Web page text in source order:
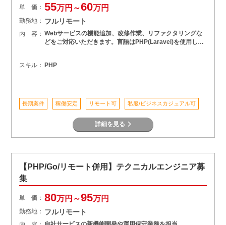
単 価： 55万円～60万円
勤務地： フルリモート
内 容： Webサービスの機能追加、改修作業、リファクタリングな
どをご対応いただきます。言語はPHP(Laravel)を使用し…
スキル： PHP
長期案件 稼働安定 リモート可 私服/ビジネスカジュアル可
詳細を見る
【PHP/Go/リモート併用】テクニカルエンジニア募
集
単 価： 80万円～95万円
勤務地： フルリモート